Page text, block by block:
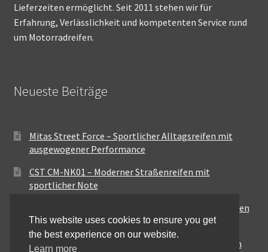
Lieferzeiten ermöglicht. Seit 2011 stehen wir für
Erfahrung, Verlässlichkeit und kompetenten Service rund
um Motorradreifen.
Neueste Beiträge
Mitas Street Force – Sportlicher Alltagsreifen mit
ausgewogener Performance
CST CM-NK01 – Moderner Straßenreifen mit
sportlicher Note
Maxxis MA-ST3 – Ausgewogener Sport-Touring-Reifen
für vielseitige Einsätze
Pirelli City Demon – Zuverlässigkeit für den urbanen
This website uses cookies to ensure you get
the best experience on our website.
Learn more